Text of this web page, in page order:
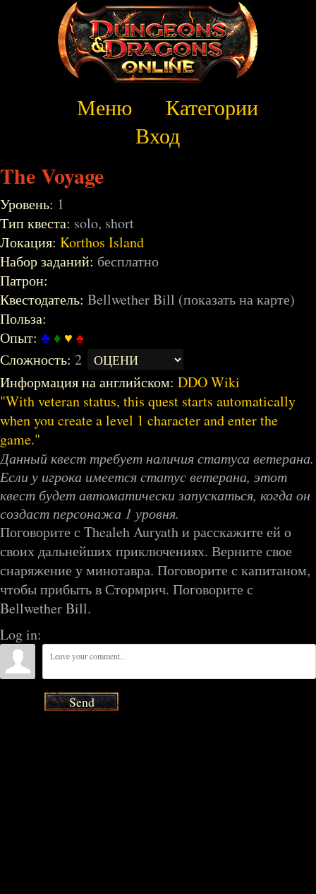
Меню
Категории
Вход
The Voyage
Уровень: 1
Тип квеста: solo, short
Локация: Korthos Island
Набор заданий: бесплатно
Патрон:
Квестодатель: Bellwether Bill (показать на карте)
Польза:
Опыт: ♣ ♦ ♥ ♠
Сложность: 2
Информация на английском: DDO Wiki
With veteran status, this quest starts automatically
when you create a level 1 character and enter the
game.
Данный квест требует наличия статуса ветерана.
Если у игрока имеется статус ветерана, этот
квест будет автоматически запускаться, когда он
создаст персонажа 1 уровня.
Поговорите с Thealeh Auryath и расскажите ей о
своих дальнейших приключениях. Верните свое
снаряжение у минотавра. Поговорите с капитаном,
чтобы прибыть в Стормрич. Поговорите с
Bellwether Bill.
Log in:
Send